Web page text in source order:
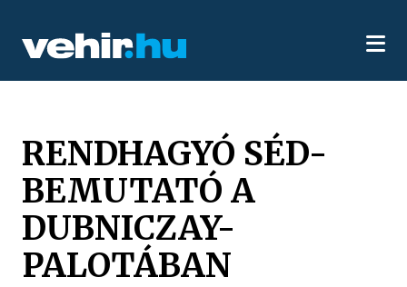
RENDHAGYÓ SÉD-
BEMUTATÓ A
DUBNICZAY-
PALOTÁBAN